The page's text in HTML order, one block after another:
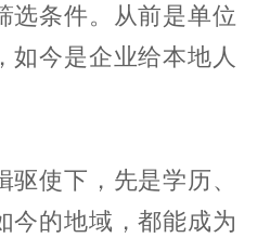
选条件。从前是单位
如今是企业给本地人
使下，先是学历、
今的地域，都能成为